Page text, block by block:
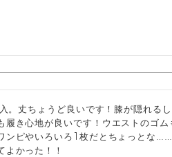
。丈ちょうど良いです！膝が隠れる
履き心地が良いです！ウエストのゴ
ンピやいろいろ1枚だとちょっとな
かった！！